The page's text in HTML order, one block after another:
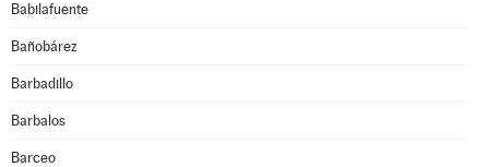
Babilafuente
Bañobárez
Barbadillo
Barbalos
Barceo